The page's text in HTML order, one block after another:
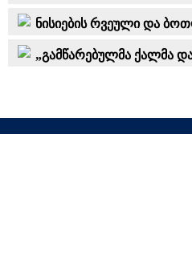
ნისიების რვეული და
„გამწარებულმა ქალმა